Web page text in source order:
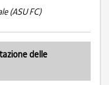
(ASU FC)
delle